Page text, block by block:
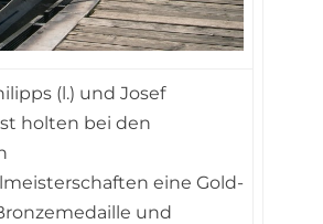
(l.) und Josef
holten bei den
eine Gold-
und